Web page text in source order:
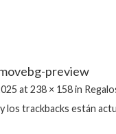
preview
at238 × 158in
los trackbacks están